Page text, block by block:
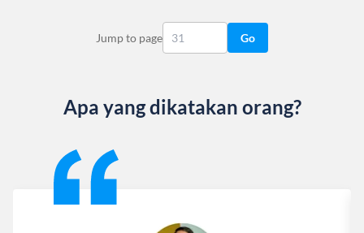
Jump to page Go
Apa yang dikatakan orang?